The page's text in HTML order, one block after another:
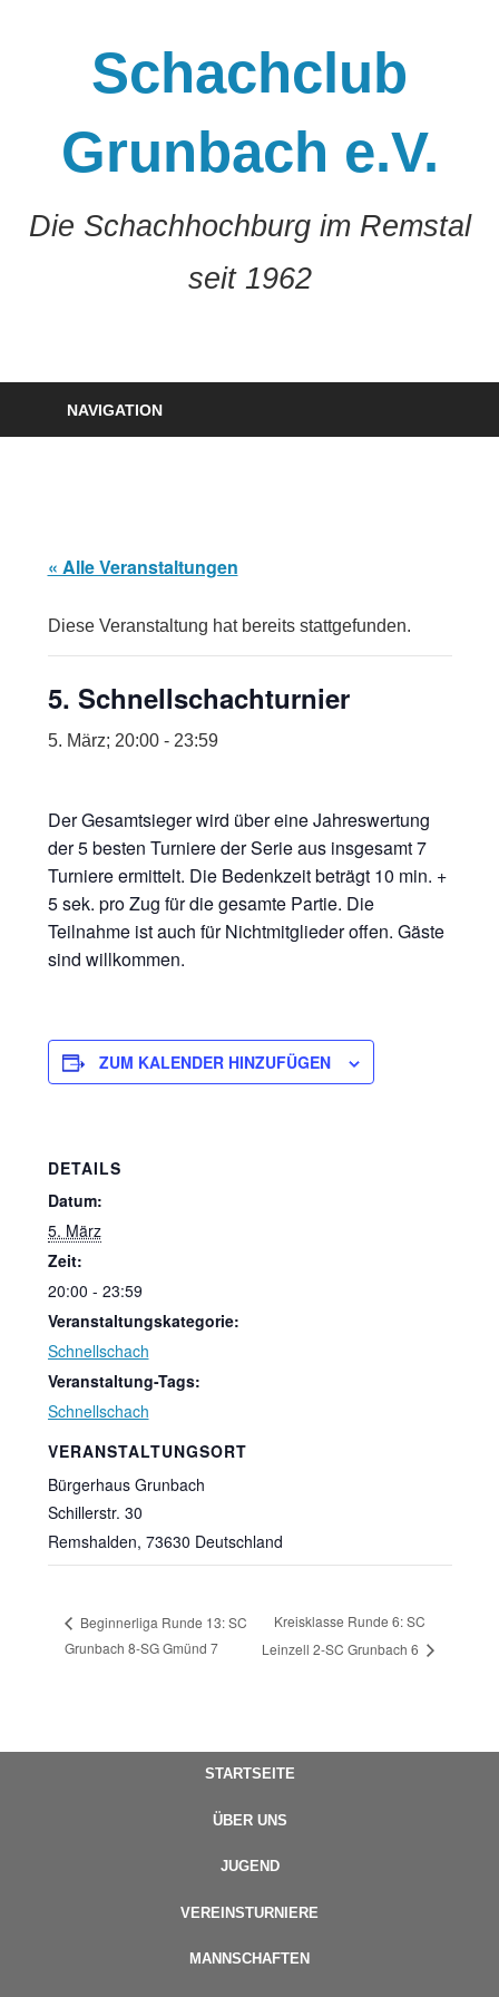
Schachclub
Grunbach e.V.
Die Schachhochburg im Remstal
seit 1962
NAVIGATION
« Alle Veranstaltungen
Diese Veranstaltung hat bereits stattgefunden.
5. Schnellschachturnier
5. März; 20:00- 23:59
Der Gesamtsieger wird über eine Jahreswertung
der 5 besten Turniere der Serie aus insgesamt 7
Turniere ermittelt. Die Bedenkzeit beträgt 10 min. +
5 sek. pro Zug für die gesamte Partie. Die
Teilnahme ist auch für Nichtmitglieder offen. Gäste
sind willkommen.
ZUM KALENDER HINZUFÜGEN
DETAILS
Datum:
5. März
Zeit:
20:00 - 23:59
Veranstaltungskategorie:
Schnellschach
Veranstaltung-Tags:
Schnellschach
VERANSTALTUNGSORT
Bürgerhaus Grunbach
Schillerstr. 30
Remshalden, 73630 Deutschland
Beginnerliga Runde 13: SC
Grunbach 8-SG Gmünd 7
Kreisklasse Runde 6: SC
Leinzell 2-SC Grunbach 6
STARTSEITE
ÜBER UNS
JUGEND
VEREINSTURNIERE
MANNSCHAFTEN